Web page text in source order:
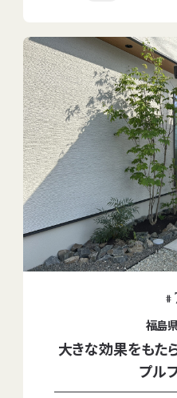
ましたので、職人が青味のき
四ツ目垣に仕立てました。規
ぶことで、節の表情や色合い
上がりになります。
デザインをご検討いただく際
スイメージをご提案し、お客
ました。AIを使ったイメージ
通りになった」と喜んでいた
#
福島
大きな効果をもた
プル